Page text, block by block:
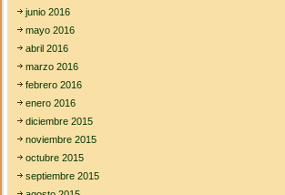
junio 2016
mayo 2016
abril 2016
marzo 2016
febrero 2016
enero 2016
diciembre 2015
noviembre 2015
octubre 2015
septiembre 2015